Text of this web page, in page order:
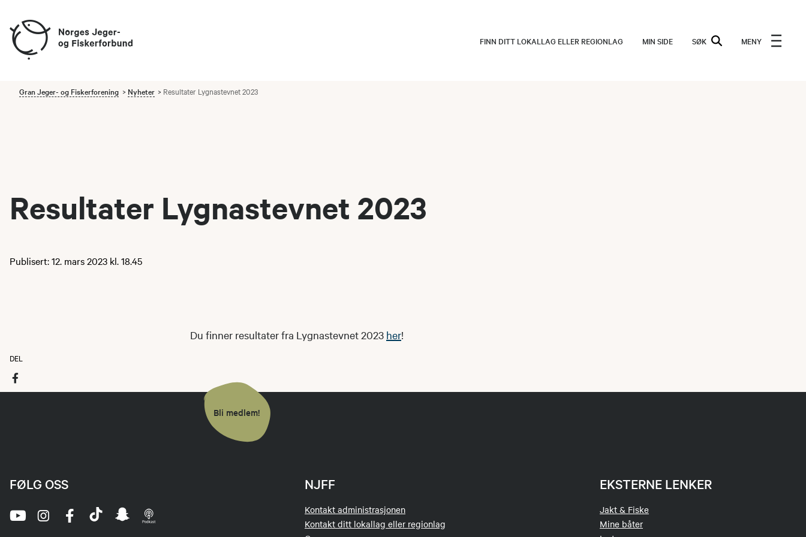
FINN DITT LOKALLAG ELLER REGIONLAG MIN SIDE SØK MENY
Gran Jeger- og Fiskerforening Nyheter Resultater Lygnastevnet 2023
Resultater Lygnastevnet 2023
Publisert: 12. mars 2023 kl. 18.45
DEL
Du finner resultater fra Lygnastevnet 2023 her!
Bli medlem!
NJFF
Kontakt administrasjonen
Kontakt ditt lokallag eller regionlag
EKSTERNE LENKER
Jakt & Fiske
Mine båter
FØLG OSS